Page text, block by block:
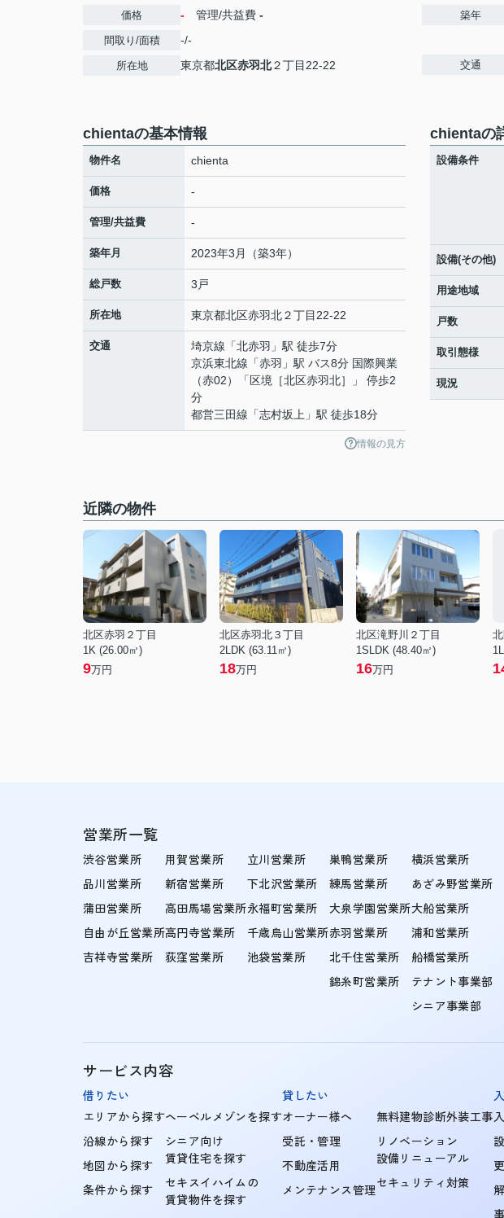
価格 - 管理/共益費 -
間取り/面積 -/-
所在地 東京都北区赤羽北２丁目22-22
築年
交通
chientaの基本情報
物件名 chienta
価格 -
管理/共益費 -
築年月 2023年3月（築3年）
総戸数 3戸
所在地 東京都北区赤羽北２丁目22-22
交通 埼京線 「北赤羽 」駅 徒歩7分
京浜東北線 「赤羽 」駅 バス8分 国際興業
（赤02）「区境［北区赤羽北］」 停歩2
分
都営三田線 「志村坂上 」駅 徒歩18分
情報の見方
chientaの
設備条件
設備(その他)
用途地域
戸数
取引態様
現況
近隣の物件
北区赤羽２丁目
1K (26.00㎡)
9万円
北区赤羽北３丁目
2LDK (63.11㎡)
18万円
北区滝野川２丁目
1SLDK (48.40㎡)
16万円
営業所一覧
渋谷営業所
品川営業所
蒲田営業所
自由が丘営業所
吉祥寺営業所
用賀営業所
新宿営業所
高田馬場営業所
高円寺営業所
荻窪営業所
立川営業所
下北沢営業所
永福町営業所
千歳烏山営業所
池袋営業所
巣鴨営業所
練馬営業所
大泉学園営業所
赤羽営業所
北千住営業所
錦糸町営業所
横浜営業所
あざみ野営業所
大船営業所
浦和営業所
船橋営業所
テナント事業部
シニア事業部
サービス内容
借りたい
エリアから探す
沿線から探す
地図から探す
条件から探す
ヘーベルメゾンを探す
シニア向け
賃貸住宅を探す
セキスイハイムの
賃貸物件を探す
貸したい
オーナー様へ
受託・管理
不動産活用
メンテナンス管理
無料建物診断外装工事
リノベーション
設備リニューアル
セキュリティ対策